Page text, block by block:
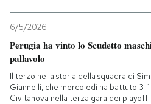
6/5/2026
Perugia ha vinto lo Scudetto
pallavolo
Il terzo nella storia della squadra di
Giannelli, che mercoledì ha battuto 3-1
Civitanova nella terza gara dei playoff